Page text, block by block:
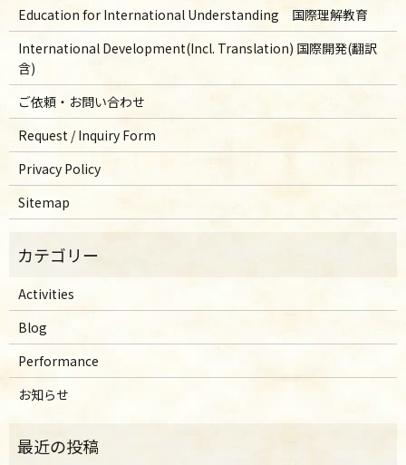
Education for International Understanding 国際理解教育
International Development(Incl. Translation) 国際開発(翻訳
含)
ご依頼・お問い合わせ
Request / Inquiry Form
Privacy Policy
Sitemap
Activities
Blog
Performance
お知らせ